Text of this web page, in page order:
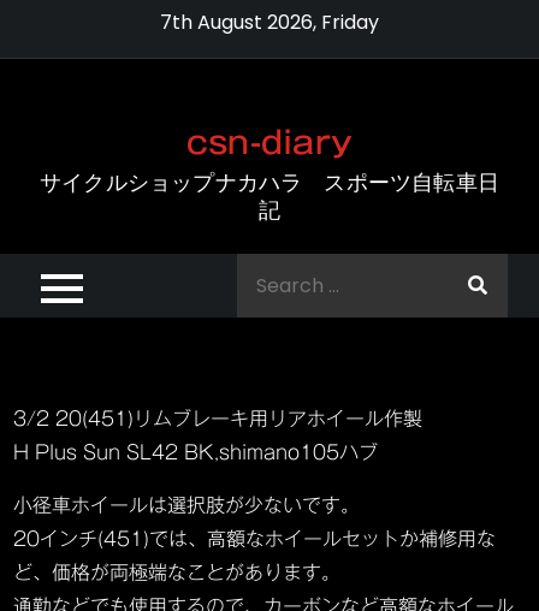
7th August 2026, Friday
csn-diary
サイクルショップナカハラ スポーツ自転車日
記
3/2 20(451)リムブレーキ用リアホイール作製
H Plus Sun SL42 BK,shimano105ハブ
小径車ホイールは選択肢が少ないです。
20インチ(451)では、高額なホイールセットか補修用な
ど、価格が両極端なことがあります。
通勤などでも使用するので、カーボンなど高額なホイール